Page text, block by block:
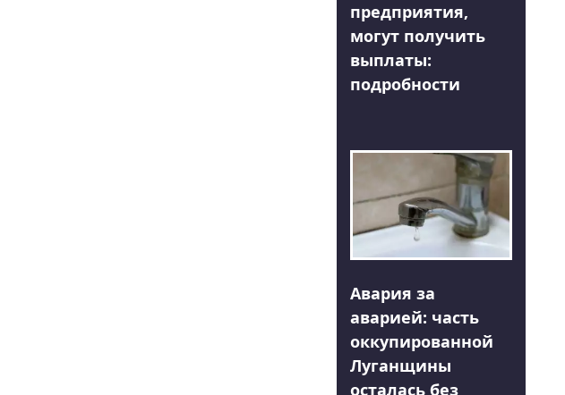
предприятия,
могут получить
выплаты:
подробности
Авария за
аварией: часть
оккупированной
Луганщины
осталась без